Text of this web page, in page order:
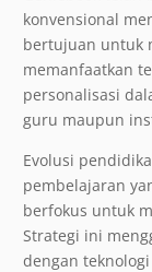
konvensional
bertujuan untuk
memanfaatkan
personalisasi
guru maupun
Evolusi
pembelajaran
berfokus untuk
Strategi ini
dengan